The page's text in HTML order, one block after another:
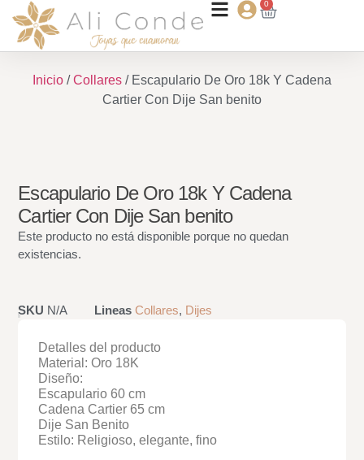
0
Inicio /Collares / Escapulario De Oro 18k Y Cadena
Cartier Con Dije San benito
Escapulario De Oro 18k Y Cadena
Cartier Con Dije San benito
Este producto no está disponible porque no quedan
existencias.
SKU N/A Lineas Collares, Dijes
Detalles del producto
Material: Oro 18K
Diseño:
Escapulario 60 cm
Cadena Cartier 65 cm
Dije San Benito
Estilo: Religioso, elegante, fino